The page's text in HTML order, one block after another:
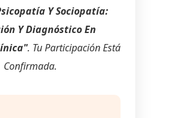
Y Sociopatía:
Y Diagnóstico En
. Tu Participación Está
Confirmada.